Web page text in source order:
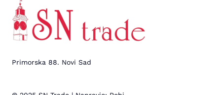
Primorska 88. Novi Sad